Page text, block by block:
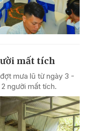
mất tích
mưa lũ từ ngày 3 -
người mất tích.